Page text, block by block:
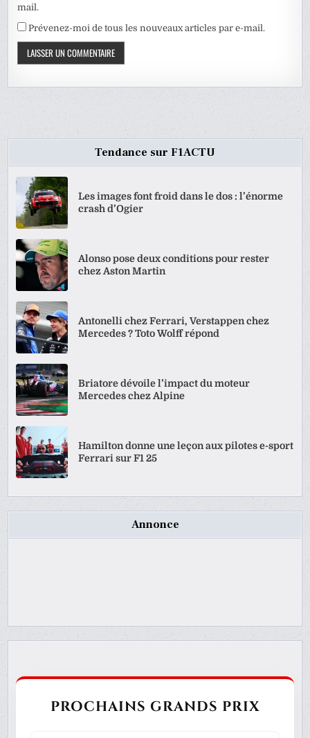
mail.
Prévenez-moi de tous les nouveaux articles par e-mail.
Tendance sur F1ACTU
Les images font froid dans le dos : l’énorme
crash d’Ogier
Alonso pose deux conditions pour rester
chez Aston Martin
Antonelli chez Ferrari, Verstappen chez
Mercedes ? Toto Wolff répond
Briatore dévoile l’impact du moteur
Mercedes chez Alpine
Hamilton donne une leçon aux pilotes e-sport
Ferrari sur F1 25
Annonce
PROCHAINS GRANDS PRIX